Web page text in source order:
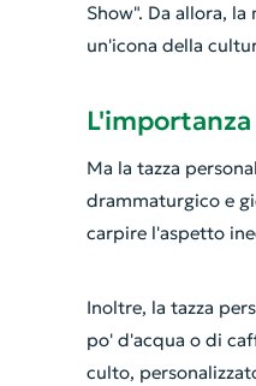
Show". Da allora,
un'icona della
Ma la tazza
drammaturgico e
carpire l'aspetto
Inoltre, la tazza
po' d'acqua o di
culto,